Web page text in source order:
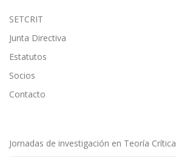
SETCRIT
Junta Directiva
Estatutos
Socios
Contacto
Jornadas de investigación en Teoría Crítica